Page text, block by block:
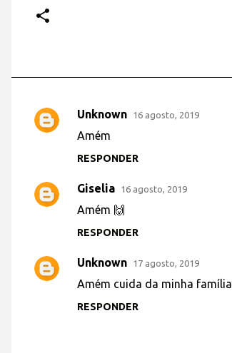
C
e
n
r
Unknown 16 agosto, 2019
Amém
RESPONDER
Giselia 16 agosto, 2019
Amém 🙌
RESPONDER
Unknown 17 agosto, 2019
Amém cuida da minha família
RESPONDER